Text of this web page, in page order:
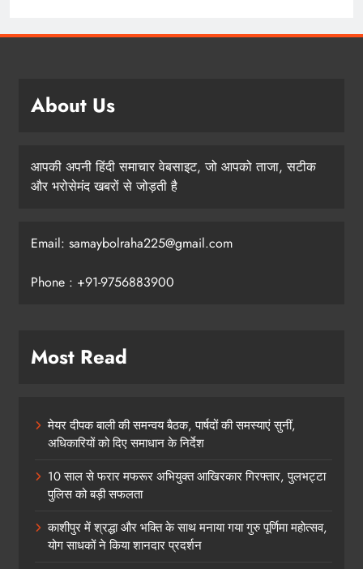
About Us
आपकी अपनी हिंदी समाचार वेबसाइट, जो आपको ताजा, सटीक
और भरोसेमंद खबरों से जोड़ती है
Email: samaybolraha225@gmail.com
Phone : +91-9756883900
Most Read
मेयर दीपक बाली की समन्वय बैठक, पार्षदों की समस्याएं सुनीं,
अधिकारियों को दिए समाधान के निर्देश
10 साल से फरार मफरूर अभियुक्त आखिरकार गिरफ्तार, पुलभट्टा
पुलिस को बड़ी सफलता
काशीपुर में श्रद्धा और भक्ति के साथ मनाया गया गुरु पूर्णिमा महोत्सव,
योग साधकों ने किया शानदार प्रदर्शन